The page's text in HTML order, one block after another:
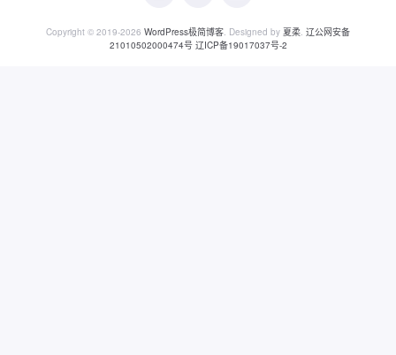
Copyright © 2019-2026 WordPress极简博客. Designed by 夏柔. 辽公网安备
21010502000474号 辽ICP备19017037号-2